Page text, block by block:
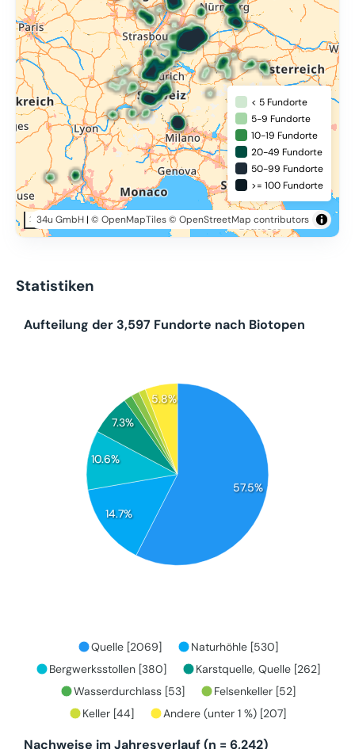
200 km
34u GmbH| © OpenMapTiles© OpenStreetMap contributors
< 5 Fundorte
5-9 Fundorte
10-19 Fundorte
20-49 Fundorte
50-99 Fundorte
>= 100 Fundorte
Statistiken
57.5%
14.7%
10.6%
7.3%
5.8%
Aufteilung der 3,597 Fundorte nach Biotopen
Quelle [2069]
Naturhöhle [530]
Bergwerksstollen [380]
Karstquelle, Quelle [262]
Wasserdurchlass [53]
Felsenkeller [52]
Keller [44]
Andere (unter 1 %) [207]
Nachweise im Jahresverlauf (n = 6,242)